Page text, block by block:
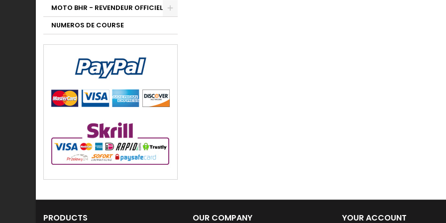
MOTO BHR - REVENDEUR OFFICIEL
NUMEROS DE COURSE
PRODUCTS OUR COMPANY YOUR ACCOUNT